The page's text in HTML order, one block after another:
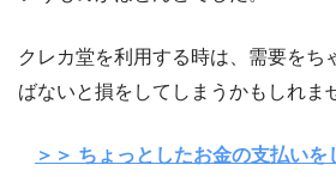
クレカ堂を利用する時は、需要をち
ばないと損をしてしまうかもしれま
＞＞ ちょっとしたお金の支払い